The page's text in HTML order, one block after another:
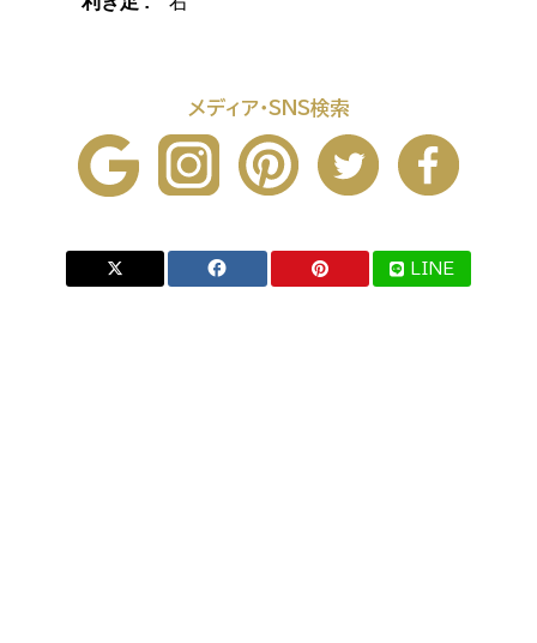
メディア・SNS検索
LINE